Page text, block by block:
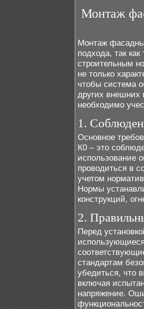
Монтаж
Монтаж
подхода, так
строительным
не только
чтобы система
других внешних
необходимо
1.
Основное
К0 – это
использование
проводиться в
учетом
Нормы
конструкций,
2.
Перед
стандартам
убедиться, что
включая
напряжение.